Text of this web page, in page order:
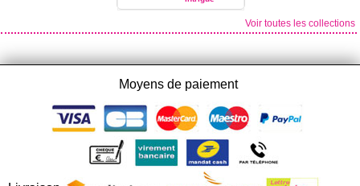
Voir toutes les collections
Moyens de paiement